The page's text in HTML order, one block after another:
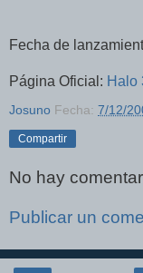
Fecha de
Página Oficial: Halo
Josuno Fecha: 7/12/
Compartir
No hay
Publicar un